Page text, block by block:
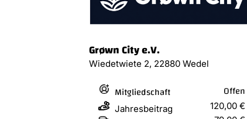
Grøwn City e.V.
Wiedetwiete 2, 22880 Wedel
Mitgliedschaft Offen
Jahresbeitrag
120,00 €